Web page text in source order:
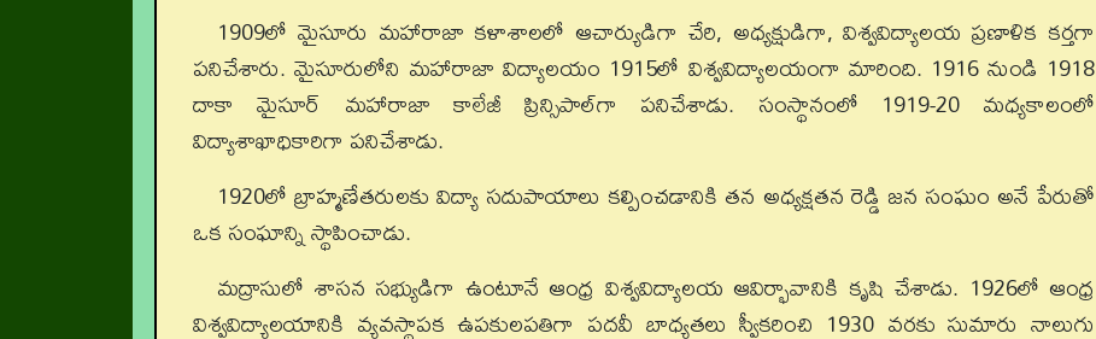
1909లో మైసూరు మహారాజా కళాశాలలో ఆచార్యుడిగా చేరి, అధ్యక్షుడిగా, విశ్వవిద్యాలయ ప్రణాళిక కర్తగా
పనిచేశారు. మైసూరులోని మహారాజా విద్యాలయం 1915లో విశ్వవిద్యాలయంగా మారింది. 1916 నుండి 1918
దాకా మైసూర్ మహారాజా కాలేజీ ప్రిన్సిపాల్‌గా పనిచేశాడు. సంస్థానంలో 1919-20 మధ్యకాలంలో
విద్యాశాఖాధికారిగా పనిచేశాడు.
1920లో బ్రాహ్మణేతరులకు విద్యా సదుపాయాలు కల్పించడానికి తన అధ్యక్షతన రెడ్డి జన సంఘం అనే పేరుతో
ఒక సంఘాన్ని స్థాపించాడు.
మద్రాసులో శాసన సభ్యుడిగా ఉంటూనే ఆంధ్ర విశ్వవిద్యాలయ ఆవిర్భావానికి కృషి చేశాడు. 1926లో ఆంధ్ర
విశ్వవిద్యాలయానికి వ్యవస్థాపక ఉపకులపతిగా పదవీ బాధ్యతలు స్వీకరించి 1930 వరకు సుమారు నాలుగు